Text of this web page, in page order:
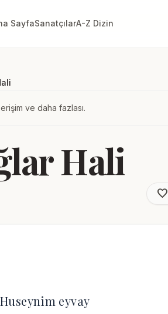
SayfaSanatçılarA-Z Dizin
erişim ve daha fazlası.
Hali
favorite_border
eyvay